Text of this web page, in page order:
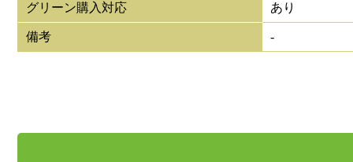
グリーン購入対応 あり
備考 -